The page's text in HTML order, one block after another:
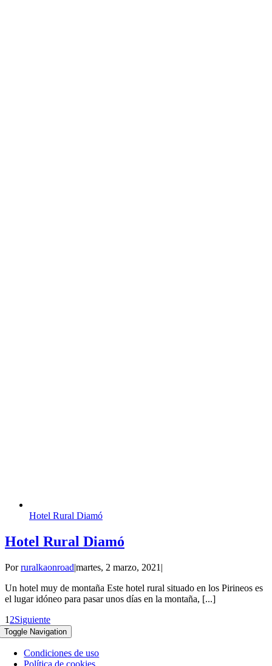
Hotel Rural Diamó
Hotel Rural Diamó
Porruralkaonroad|martes, 2 marzo, 2021 |
Un hotel muy de montaña Este hotel rural situado en los Pirineos es
el lugar idóneo para pasar unos días en la montaña, [...]
1 2Siguiente
Toggle Navigation
Condiciones de uso